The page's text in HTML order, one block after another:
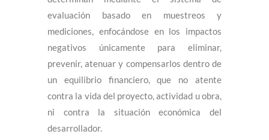
evaluación basado en muestreos y
mediciones, enfocándose en los impactos
negativos únicamente para eliminar,
prevenir, atenuar y compensarlos dentro de
un equilibrio financiero, que no atente
contra la vida del proyecto, actividad u obra,
ni contra la situación económica del
desarrollador.